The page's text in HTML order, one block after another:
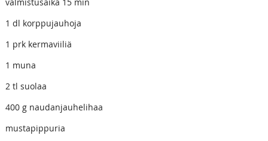
1 dl korppujauhoja
1 prk kermaviiliä
1 muna
2 tl suolaa
400 g naudanjauhelihaa
mustapippuria